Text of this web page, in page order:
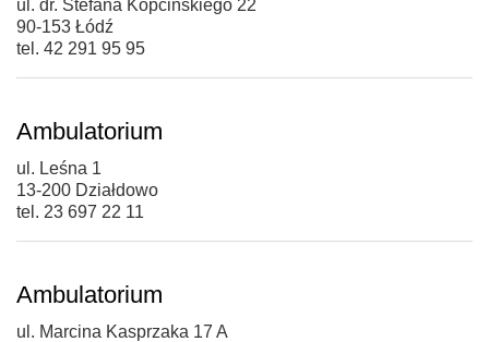
ul. dr. Stefana Kopcińskiego 22
90-153 Łódź
tel. 42 291 95 95
Ambulatorium
ul. Leśna 1
13-200 Działdowo
tel. 23 697 22 11
Ambulatorium
ul. Marcina Kasprzaka 17 A